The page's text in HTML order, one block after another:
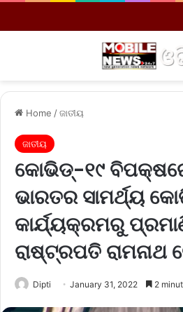
Home /ଜାତୀୟ
ଜାତୀୟ
କୋଭିଡ୍‌-୧୯
ଭାରତର ସାମର୍ଥ୍ୟ
କାର୍ଯ୍ୟକ୍ରମରୁ
ରାଷ୍ଟ୍ରପତି ରାମନାଥ
Dipti January 31, 2022 2